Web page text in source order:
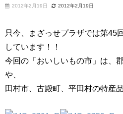
2012年2月19日 2012年2月19日
只今、まざっせプラザでは第45
しています！！
今回の「おいしいもの市」は、
や、
田村市、古殿町、平田村の特産